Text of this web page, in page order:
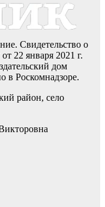
Свидетельство о
22 января 2021 г.
дом
в Роскомнадзоре.
район, село